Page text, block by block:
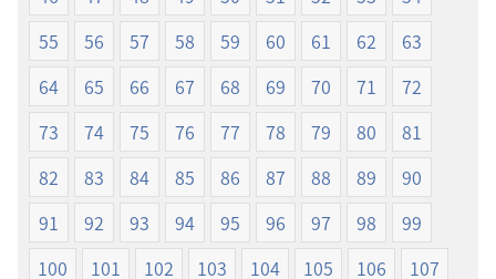
年
改
版）
年
改
版）
55
56 57 58 59 60 61 62
63
64
65 66 67 68 69 70 71
72
73
74 75 76 77 78 79 80
81
82
83 84 85 86 87 88 89
90
91
92 93 94 95 96 97 98
99
100
101 102 103 104 105 106
107